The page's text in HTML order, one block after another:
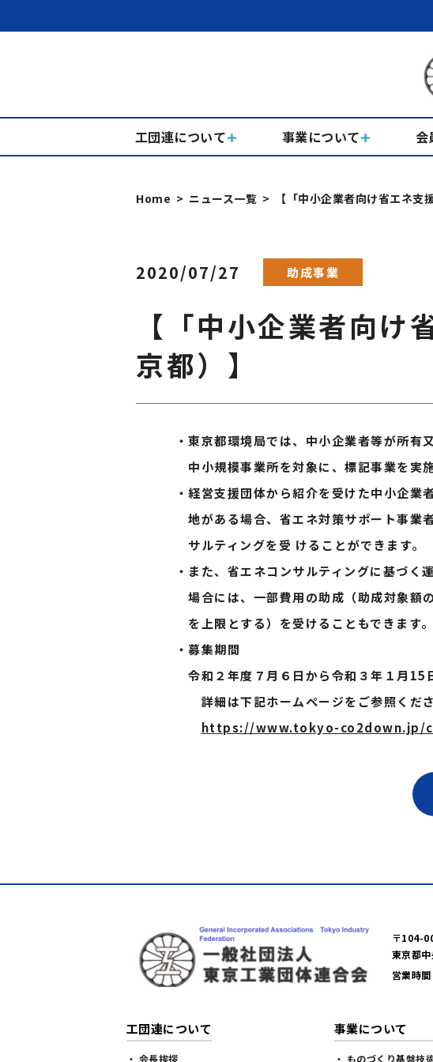
工団連について 事業について 会
Home ニュース一覧 【「中小企業者向け省エネ支
2020/07/27 助成事業
【「中小企業者向
京都）】
・東京都環境局では、中小企業者等が所有又
中小規模事業所を対象に、標記事業を実施
・経営支援団体から紹介を受けた中小企業者
地がある場合、省エネ対策サポート事業者
サルティングを受 けることができます。
・また、省エネコンサルティングに基づく運
場合には、一部費用の助成（助成対象額の
を上限とする）を受けることもできます。
・募集期間
令和２年度７月６日から令和３年１月15日
詳細は下記ホームページをご参照くださ
https://www.tokyo-co2down.jp/
〒104-
東京都
営業時
工団連について
・ 会長挨拶
事業について
・ ものづくり基盤技